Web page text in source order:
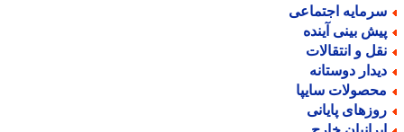
اجتماعی
بینی آینده
و انتقالات
دوستانه
سایپا
پایانی